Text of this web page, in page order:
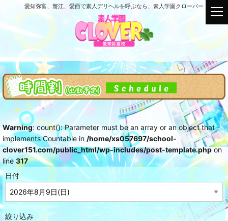
愛知弥富、蟹江、愛西で素人デリヘルを呼ぶなら、素人学園クローバー
Warning: count(): Parameter must be an array or an object that
implements Countable in /home/xs057697/school-
clover151.com/public_html/wp-includes/post-template.phpon
line 317
日付
絞り込み
t
o
e
n
a
v
i
g
a
t
i